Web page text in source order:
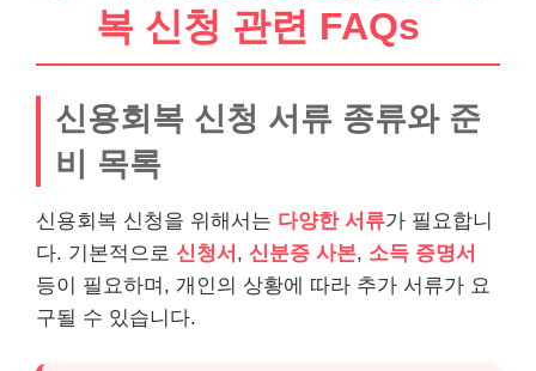
복 신청 관련 FAQs
신용회복 신청 서류 종류와 준
비 목록
신용회복 신청을 위해서는 다양한 서류가 필요합니
다. 기본적으로 신청서 , 신분증 사본, 소득 증명서
등이 필요하며, 개인의 상황에 따라 추가 서류가 요
구될 수 있습니다.